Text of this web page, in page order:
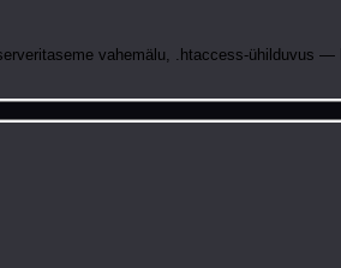
vahemälu, .htaccess-ühilduvus —